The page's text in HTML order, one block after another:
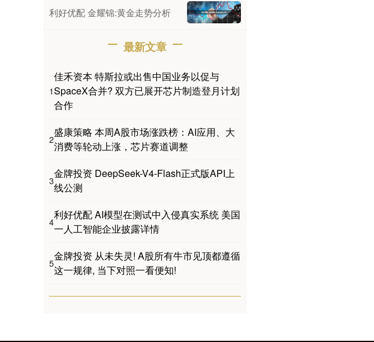
利好优配 金耀锦:黄金走势分析
最新文章
1
佳禾资本 特斯拉或出售中国业务以促与
SpaceX合并? 双方已展开芯片制造登月计划
合作
2
盛康策略 本周A股市场涨跌榜：AI应用、大
消费等轮动上涨，芯片赛道调整
3
金牌投资 DeepSeek-V4-Flash正式版API上
线公测
4
利好优配 AI模型在测试中入侵真实系统 美国
一人工智能企业披露详情
5
金牌投资 从未失灵! A股所有牛市见顶都遵循
这一规律, 当下对照一看便知!